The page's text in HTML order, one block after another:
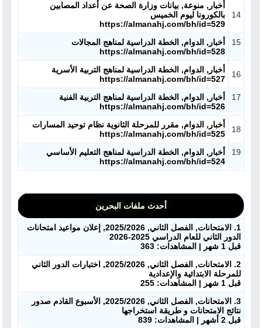
14
أخبار, منوعة, بيانات وزارة الصحة عن أعداد المصابين
بالكورونا ليوم الخميس
https://almanahj.com/bh/id=529
15
أخبار, الدوام, الخطة الدراسية لمناهج المجالات
https://almanahj.com/bh/id=528
16
أخبار, الدوام, الخطة الدراسية لمناهج التربية الأسرية
https://almanahj.com/bh/id=527
17
أخبار, الدوام, الخطة الدراسية لمناهج التربية الفنية
https://almanahj.com/bh/id=526
18
أخبار, الدوام, مقرر للمرحلة الثانوية نظام توحيد المسارات
https://almanahj.com/bh/id=525
19
أخبار, الدوام, الخطة الدراسية لمناهج التعليم الأساسي
https://almanahj.com/bh/id=524
أحدث ملفات البحرين
1. الامتحانات, الفصل الثاني, 2025/2026, إعلان مواعيد امتحانات
الدور الثاني للعام الدراسي 2025-2026
قبل 1 شهر | المشاهدات: 363
2. الامتحانات, الفصل الثاني, 2025/2026, اختبارات الدور الثاني
للمرحلة الابتدائية والإعدادية
قبل 1 شهر | المشاهدات: 255
3. الامتحانات, الفصل الثاني, 2025/2026, الأسبوع القادم صدور
نتائج الامتحانات و طريقة استخراجها
قبل 2 أشهر | المشاهدات: 839